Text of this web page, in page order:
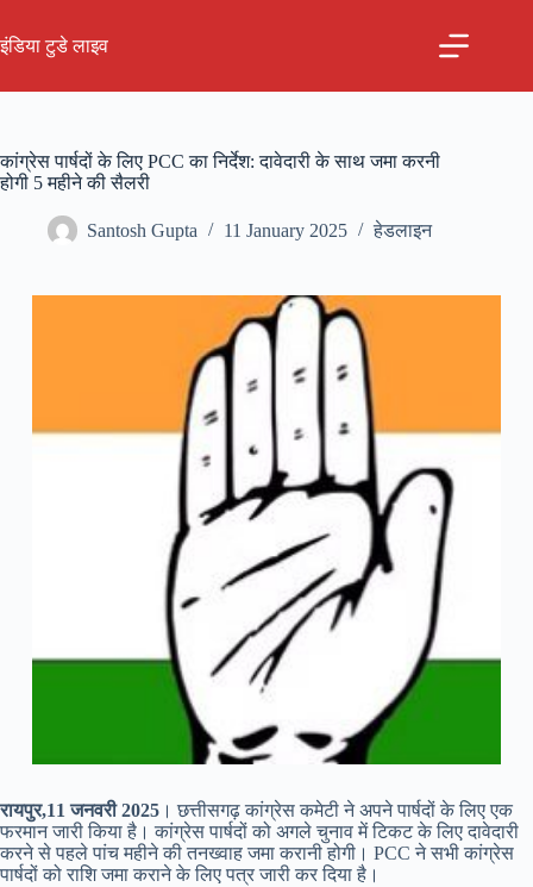
content
इंडिया टुडे लाइव
कांग्रेस पार्षदों के लिए PCC का निर्देश: दावेदारी के साथ जमा करनी
होगी 5 महीने की सैलरी
Santosh Gupta 11 January 2025 हेडलाइन
रायपुर,11 जनवरी 2025 । छत्तीसगढ़ कांग्रेस कमेटी ने अपने पार्षदों के लिए एक
फरमान जारी किया है। कांग्रेस पार्षदों को अगले चुनाव में टिकट के लिए दावेदारी
करने से पहले पांच महीने की तनख्वाह जमा करानी होगी। PCC ने सभी कांग्रेस
पार्षदों को राशि जमा कराने के लिए पत्र जारी कर दिया है।